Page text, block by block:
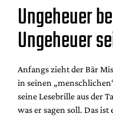
Ungeheuer
Ungeheuer
Anfangs zieht der Bär
in seinen
seine Lesebrille aus der
was er sagen soll. Das ist